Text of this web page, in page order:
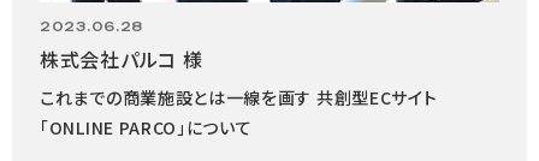
2023.06.28
株式会社パルコ 様
これまでの商業施設とは一線を画す 共創型ECサイト
「ONLINE PARCO」について